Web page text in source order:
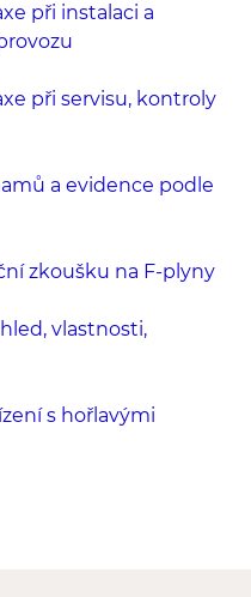
při instalaci a
při servisu, kontroly
a evidence podle
zkoušku na F-plyny
vlastnosti,
s hořlavými